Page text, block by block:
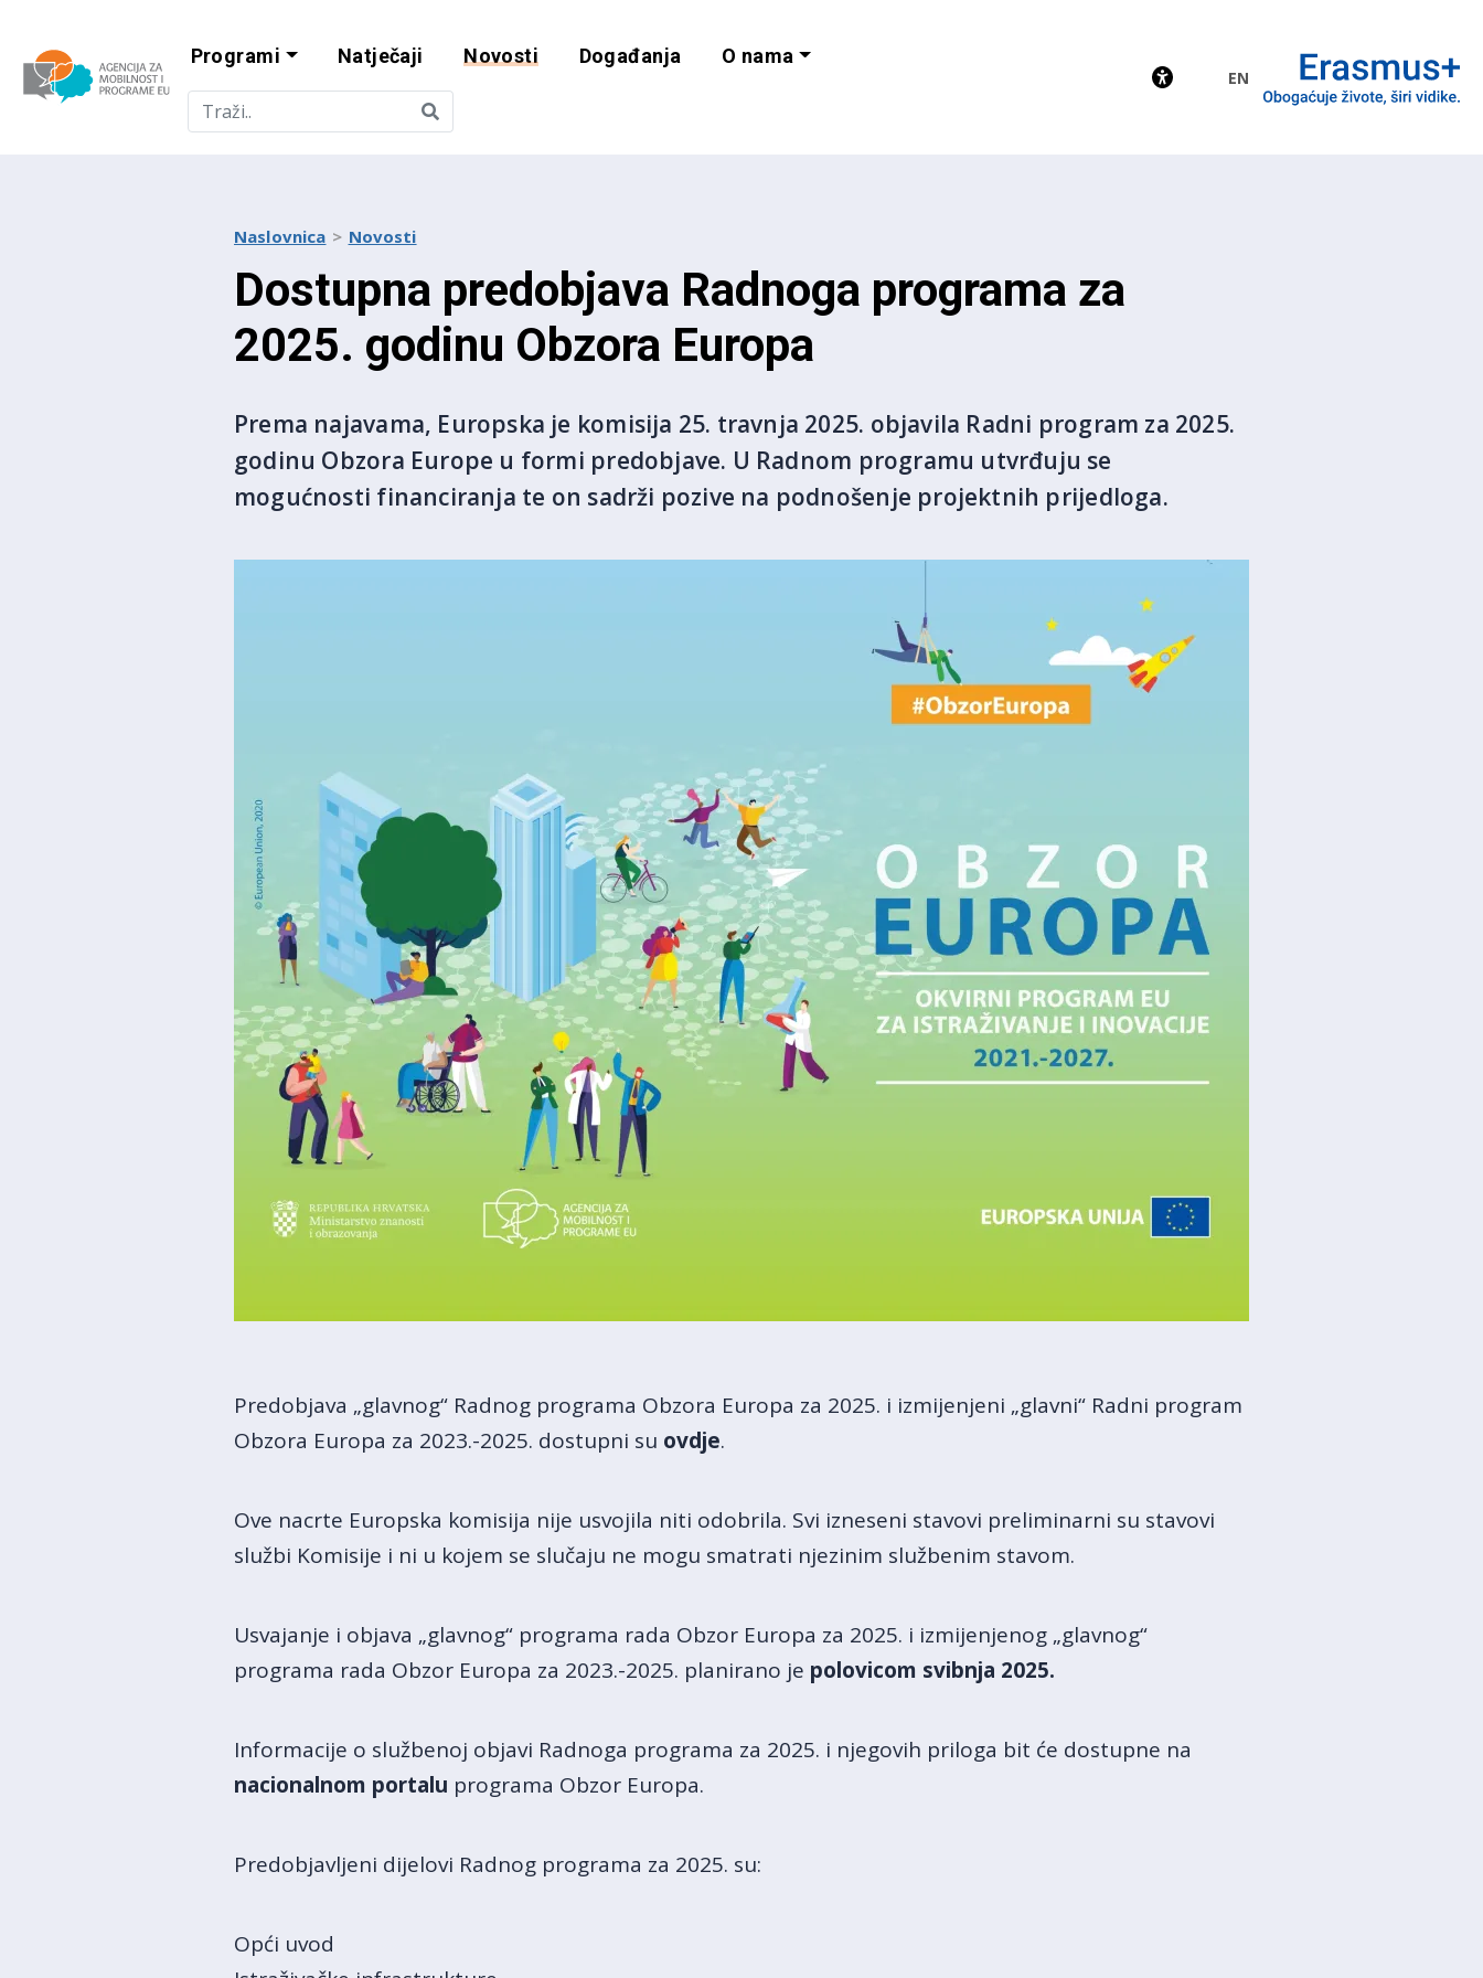
Agencija za mobilnost i programe EU
Programi Natječaji Novosti Događanja O nama
EN
Naslovnica Novosti
Dostupna predobjava Radnoga programa za
2025. godinu Obzora Europa
Prema najavama, Europska je komisija 25. travnja 2025. objavila Radni program za 2025.
godinu Obzora Europe u formi predobjave. U Radnom programu utvrđuju se
mogućnosti financiranja te on sadrži pozive na podnošenje projektnih prijedloga.
Predobjava „glavnog“ Radnog programa Obzora Europa za 2025. i izmijenjeni „glavni“ Radni program
Obzora Europa za 2023.-2025. dostupni su ovdje.
Ove nacrte Europska komisija nije usvojila niti odobrila. Svi izneseni stavovi preliminarni su stavovi
službi Komisije i ni u kojem se slučaju ne mogu smatrati njezinim službenim stavom.
Usvajanje i objava „glavnog“ programa rada Obzor Europa za 2025. i izmijenjenog „glavnog“
programa rada Obzor Europa za 2023.-2025. planirano je polovicom svibnja 2025.
Informacije o službenoj objavi Radnoga programa za 2025. i njegovih priloga bit će dostupne na
nacionalnom portalu programa Obzor Europa.
Predobjavljeni dijelovi Radnog programa za 2025. su:
Opći uvod